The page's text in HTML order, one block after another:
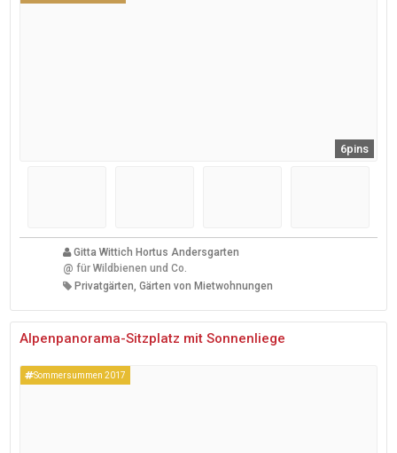
6pins
Gitta Wittich Hortus Andersgarten
@ für Wildbienen und Co.
Privatgärten, Gärten von Mietwohnungen
Alpenpanorama-Sitzplatz mit Sonnenliege
Sommersummen 2017